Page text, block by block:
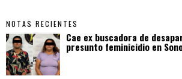
NOTAS RECIENTES
Cae ex buscadora de
presunto feminicidio en